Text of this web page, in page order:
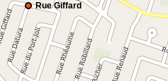
Rue Giffard